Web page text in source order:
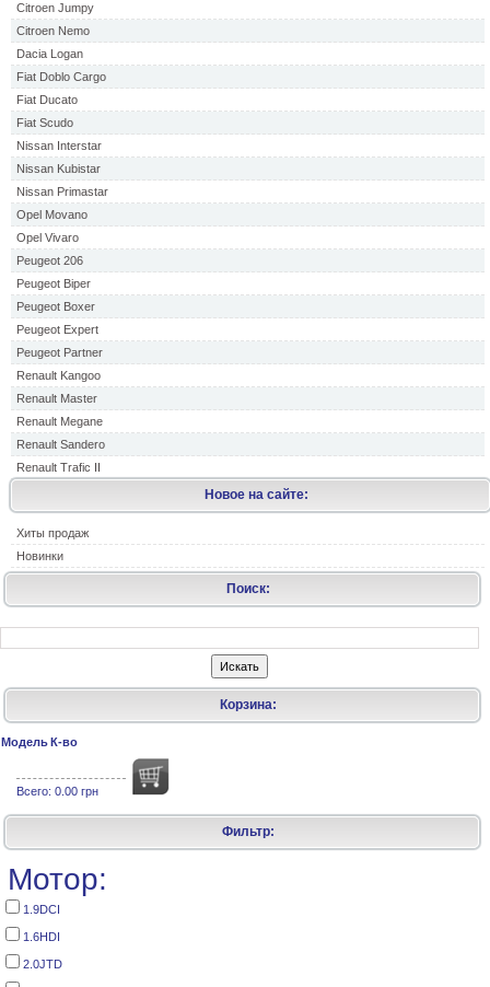
Citroen Jumpy
Citroen Nemo
Dacia Logan
Fiat Doblo Cargo
Fiat Ducato
Fiat Scudo
Nissan Interstar
Nissan Kubistar
Nissan Primastar
Opel Movano
Opel Vivaro
Peugeot 206
Peugeot Biper
Peugeot Boxer
Peugeot Expert
Peugeot Partner
Renault Kangoo
Renault Master
Renault Megane
Renault Sandero
Renault Trafic II
Новое на сайте:
Хиты продаж
Новинки
Поиск:
Корзина:
Модель К-во
Всего: 0.00 грн
Фильтр:
Мотор:
1.9DCI
1.6HDI
2.0JTD